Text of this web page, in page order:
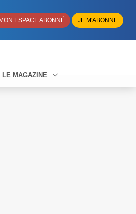
MON ESPACE ABONNÉ JE M'ABONNE
LE MAGAZINE